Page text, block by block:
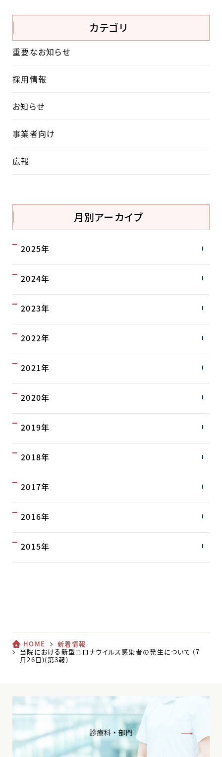
カテゴリ
重要なお知らせ
採用情報
お知らせ
事業者向け
広報
月別アーカイブ
2025年
2024年
2023年
2022年
2021年
2020年
2019年
2018年
2017年
2016年
2015年
HOME
新着情報
当院における新型コロナウイルス感染者の発生について (7
月26日)(第3報)